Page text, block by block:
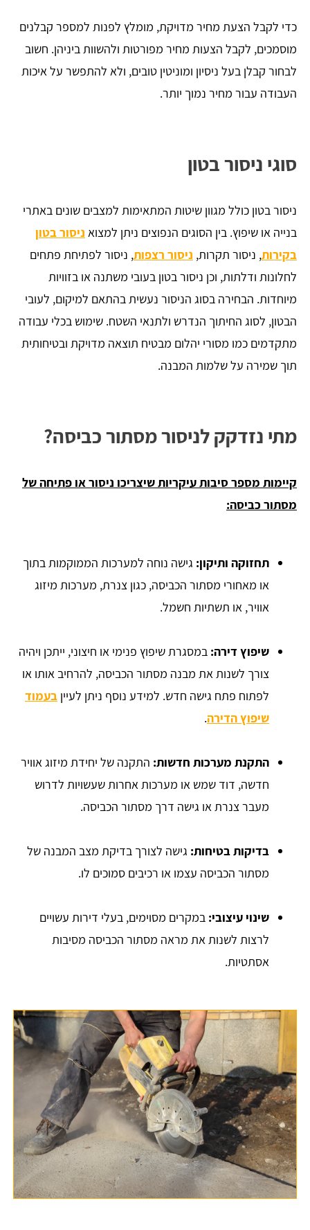
כדי לקבל הצעת מחיר מדויקת, מומלץ לפנות למספר קבלנים
מוסמכים, לקבל הצעות מחיר מפורטות ולהשוות ביניהן. חשוב
לבחור קבלן בעל ניסיון ומוניטין טובים, ולא להתפשר על איכות
העבודה עבור מחיר נמוך יותר.
סוגי ניסור בטון
ניסור בטון כולל מגוון שיטות המתאימות למצבים שונים באתרי
בנייה או שיפוץ. בין הסוגים הנפוצים ניתן למצוא ניסור בטון
בקירות, ניסור תקרות, ניסור רצפות, ניסור לפתיחת פתחים
לחלונות ודלתות, וכן ניסור בטון בעובי משתנה או בזוויות
מיוחדות. הבחירה בסוג הניסור נעשית בהתאם למיקום, לעובי
הבטון, לסוג החיתוך הנדרש ולתנאי השטח. שימוש בכלי עבודה
מתקדמים כמו מסורי יהלום מבטיח תוצאה מדויקת ובטיחותית
תוך שמירה על שלמות המבנה.
מתי נזדקק לניסור מסתור כביסה?
קיימות מספר סיבות עיקריות שיצריכו ניסור או פתיחה של
מסתור כביסה:
תחזוקה ותיקון: גישה נוחה למערכות הממוקמות בתוך
או מאחורי מסתור הכביסה, כגון צנרת, מערכות מיזוג
אוויר, או תשתיות חשמל.
שיפוץ דירה: במסגרת שיפוץ פנימי או חיצוני, ייתכן ויהיה
צורך לשנות את מבנה מסתור הכביסה, להרחיב אותו או
לפתוח פתח גישה חדש. למידע נוסף ניתן לעיין בעמוד
שיפוץ הדירה.
התקנת מערכות חדשות: התקנה של יחידת מיזוג אוויר
חדשה, דוד שמש או מערכות אחרות שעשויות לדרוש
מעבר צנרת או גישה דרך מסתור הכביסה.
בדיקות בטיחות: גישה לצורך בדיקת מצב המבנה של
מסתור הכביסה עצמו או רכיבים סמוכים לו.
שינוי עיצובי: במקרים מסוימים, בעלי דירות עשויים
לרצות לשנות את מראה מסתור הכביסה מסיבות
אסתטיות.